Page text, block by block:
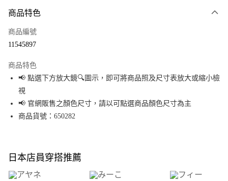
信用卡一次付款
Apple Pay
街口支付
悠遊付
全盈+PAY
大哥付你分期
商品特色
商品編號
11545897
商品特色
📢 點選下方放大鏡🔍圖示，即可將商品照及尺寸表放大或縮小檢
視
📢 官網販售之顏色尺寸，請以可點選商品顏色尺寸為主
商品貨號：650282
日本店員穿搭推薦